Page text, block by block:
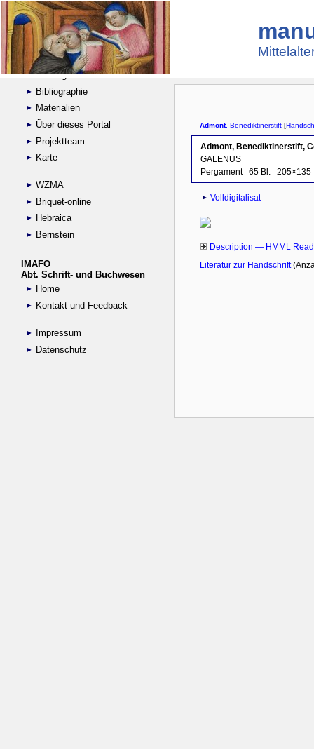
Suche
Handschriftensammlungen
Digitalisierte Handschriften
Kataloge
Bibliographie
Materialien
Über dieses Portal
Projektteam
Karte
WZMA
Briquet-online
Hebraica
Bernstein
IMAFO
Abt. Schrift- und Buchwesen
Home
Kontakt und Feedback
Impressum
Datenschutz